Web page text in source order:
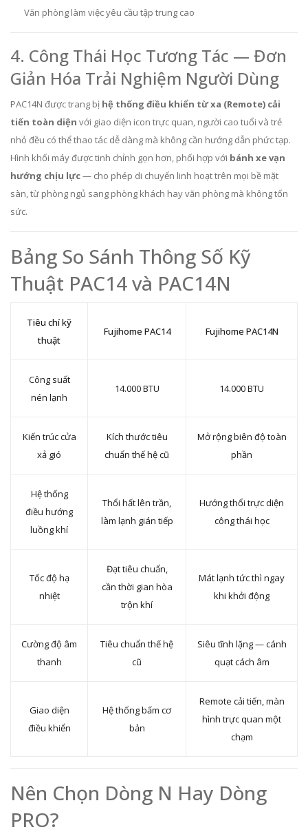
Văn phòng làm việc yêu cầu tập trung cao
4. Công Thái Học Tương Tác — Đơn
Giản Hóa Trải Nghiệm Người Dùng
PAC14N được trang bị hệ thống điều khiển từ xa (Remote) cải
tiến toàn diện với giao diện icon trực quan, người cao tuổi và trẻ
nhỏ đều có thể thao tác dễ dàng mà không cần hướng dẫn phức tạp.
Hình khối máy được tinh chỉnh gọn hơn, phối hợp với bánh xe vạn
hướng chịu lực— cho phép di chuyển linh hoạt trên mọi bề mặt
sàn, từ phòng ngủ sang phòng khách hay văn phòng mà không tốn
sức.
Bảng So Sánh Thông Số Kỹ
Thuật PAC14 và PAC14N
Tiêu chí kỹ
thuật
Fujihome PAC14 Fujihome PAC14N
Công suất
nén lạnh
14.000 BTU 14.000 BTU
Kiến trúc cửa
xả gió
Kích thước tiêu
chuẩn thế hệ cũ
Mở rộng biên độ toàn
phần
Hệ thống
điều hướng
luồng khí
Thổi hất lên trần,
làm lạnh gián tiếp
Hướng thổi trực diện
công thái học
Tốc độ hạ
nhiệt
Đạt tiêu chuẩn,
cần thời gian hòa
trộn khí
Mát lạnh tức thì ngay
khi khởi động
Cường độ âm
thanh
Tiêu chuẩn thế hệ
cũ
Siêu tĩnh lặng — cánh
quạt cách âm
Giao diện
điều khiển
Hệ thống bấm cơ
bản
Remote cải tiến, màn
hình trực quan một
chạm
Nên Chọn Dòng N Hay Dòng
PRO?